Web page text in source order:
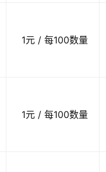
1元 / 每100数量
1元 / 每100数量